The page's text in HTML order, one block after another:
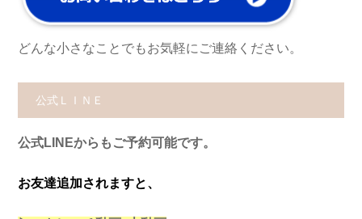
どんな小さなことでもお気軽にご連絡ください。
公式ＬＩＮＥ
公式LINEからもご予約可能です。
お友達追加されますと、